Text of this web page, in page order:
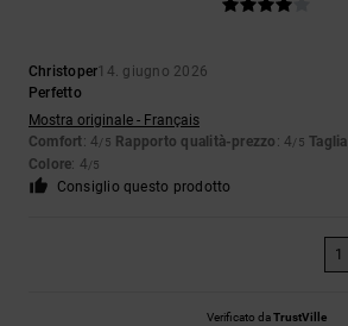
Christoper14. giugno 2026
Perfetto
Mostra originale - Français
Comfort: 4/5 Rapporto qualità-prezzo : 4/5 Taglia
Colore: 4/5
Consiglio questo prodotto
1
Verificato daTrustVille